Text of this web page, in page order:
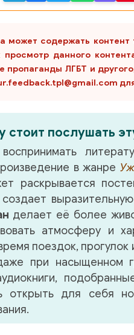
может содержать
просмотр данного
пропаганды ЛГБТ и
стоит послушать
в жанре
раскрывается
создает
делает её более
атмосферу и
поездок,
при насыщенном
открыть для себя